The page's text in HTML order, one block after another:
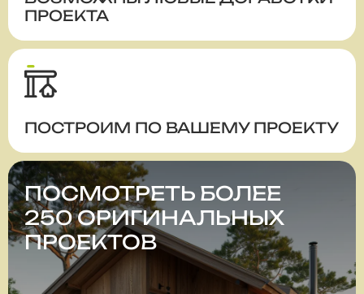
ПРОЕКТА
ПОСТРОИМ ПО ВАШЕМУ ПРОЕКТУ
ПОСМОТРЕТЬ БОЛЕЕ
250 ОРИГИНАЛЬНЫХ
ПРОЕКТОВ